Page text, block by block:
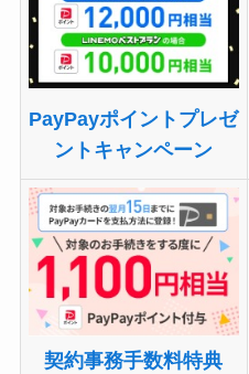
PayPayポイントプレゼ
ントキャンペーン
契約事務手数料特典